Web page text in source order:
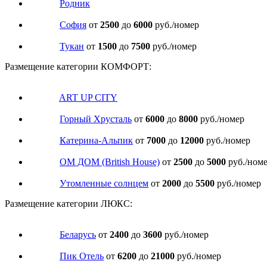
Родник
София от 2500 до 6000 руб./номер
Тукан от 1500 до 7500 руб./номер
Размещение категории КОМФОРТ:
ART UP CITY
Горный Хрусталь от 6000 до 8000 руб./номер
Катерина-Альпик от 7000 до 12000 руб./номер
ОМ ДОМ (British House) от 2500 до 5000 руб./
Утомленные солнцем от 2000 до 5500 руб./номер
Размещение категории ЛЮКС:
Беларусь от 2400 до 3600 руб./номер
Пик Отель от 6200 до 21000 руб./номер